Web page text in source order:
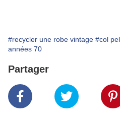
#recycler une robe vintage #col
années 70
Partager